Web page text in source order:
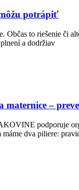
potrápiť
Občas to riešenie či
a dodržiav
–
podporuje
dva piliere: